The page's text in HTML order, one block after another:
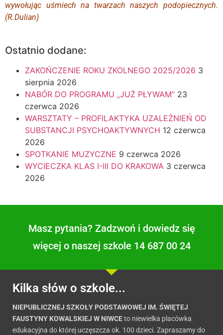
wywołując uśmiech na twarzach naszych podopiecznych.
(R.Dulian)
Ostatnio dodane:
ZAKOŃCZENIE ROKU ZKOLNEGO 2025/2026 3
sierpnia 2026
NABÓR DO PROGRAMU „JUŻ PŁYWAM” 23
czerwca 2026
WARSZTATY – PROFILAKTYKA UZALEŻNIEŃ OD
SUBSTANCJI PSYCHOAKTYWNYCH 12 czerwca
2026
SPOTKANIE MUZYCZNE 9 czerwca 2026
WYCIECZKA KLAS I-III DO KRAKOWA 3 czerwca
2026
Masz pytania? Zadzwoń i dowiedz się
więcej o naszej szkole 14 687 00 24
Kilka słów o szkole...
NIEPUBLICZNEJ SZKOŁY PODSTAWOWEJ IM. ŚWIĘTEJ
FAUSTYNY KOWALSKIEJ W NIWCEto niewielka placówka
edukacyjna do której uczęszcza ok. 100 dzieci. Zapraszamy do